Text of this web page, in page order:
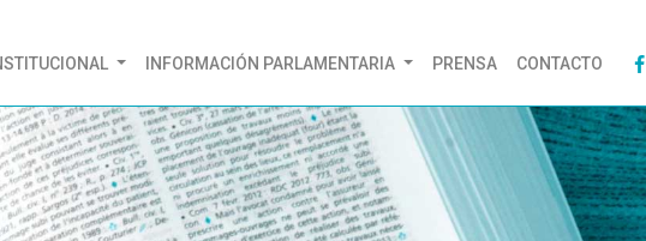
INFORMACIÓN PARLAMENTARIA PRENSA CONTACTO 